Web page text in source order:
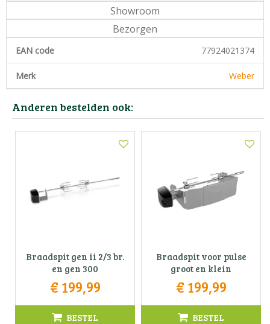
Showroom
Bezorgen
EAN code 77924021374
Merk Weber
Anderen bestelden ook:
Braadspit gen ii 2/3 br.
en gen 300
€ 199,99
BESTEL
Braadspit voor pulse
groot en klein
€ 199,99
BESTEL